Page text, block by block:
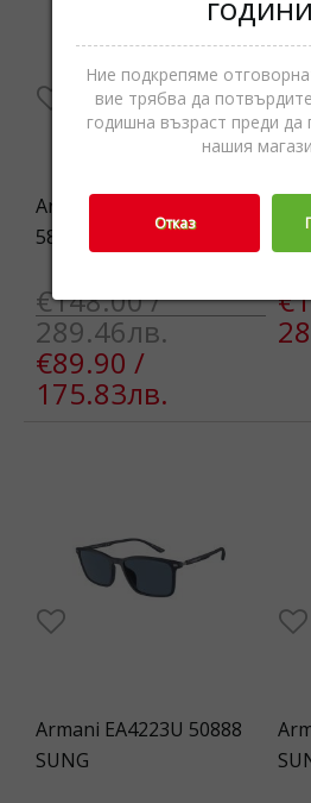
Armani 0EA4201 50882V
58 SUNG
€148.00 /
289.46лв.
€89.90 /
175.83лв.
Armani EA4223U 50888
SUNG
Ние подкрепяме
вие трябва да
годишна възраст преди
нашия
Отказ